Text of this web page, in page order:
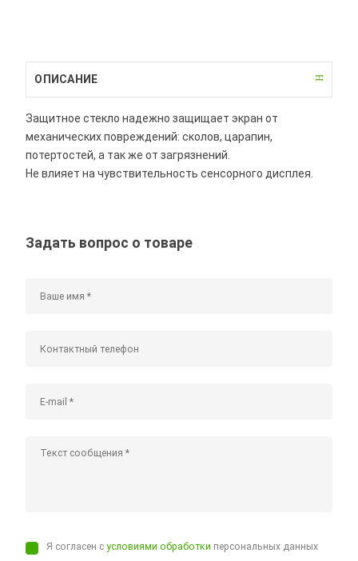
ОПИСАНИЕ
Защитное стекло надежно защищает экран от
механических повреждений: сколов, царапин,
потертостей, а так же от загрязнений.
Не влияет на чувствительность сенсорного дисплея.
Задать вопрос о товаре
Я согласен сусловиями обработки персональных данных